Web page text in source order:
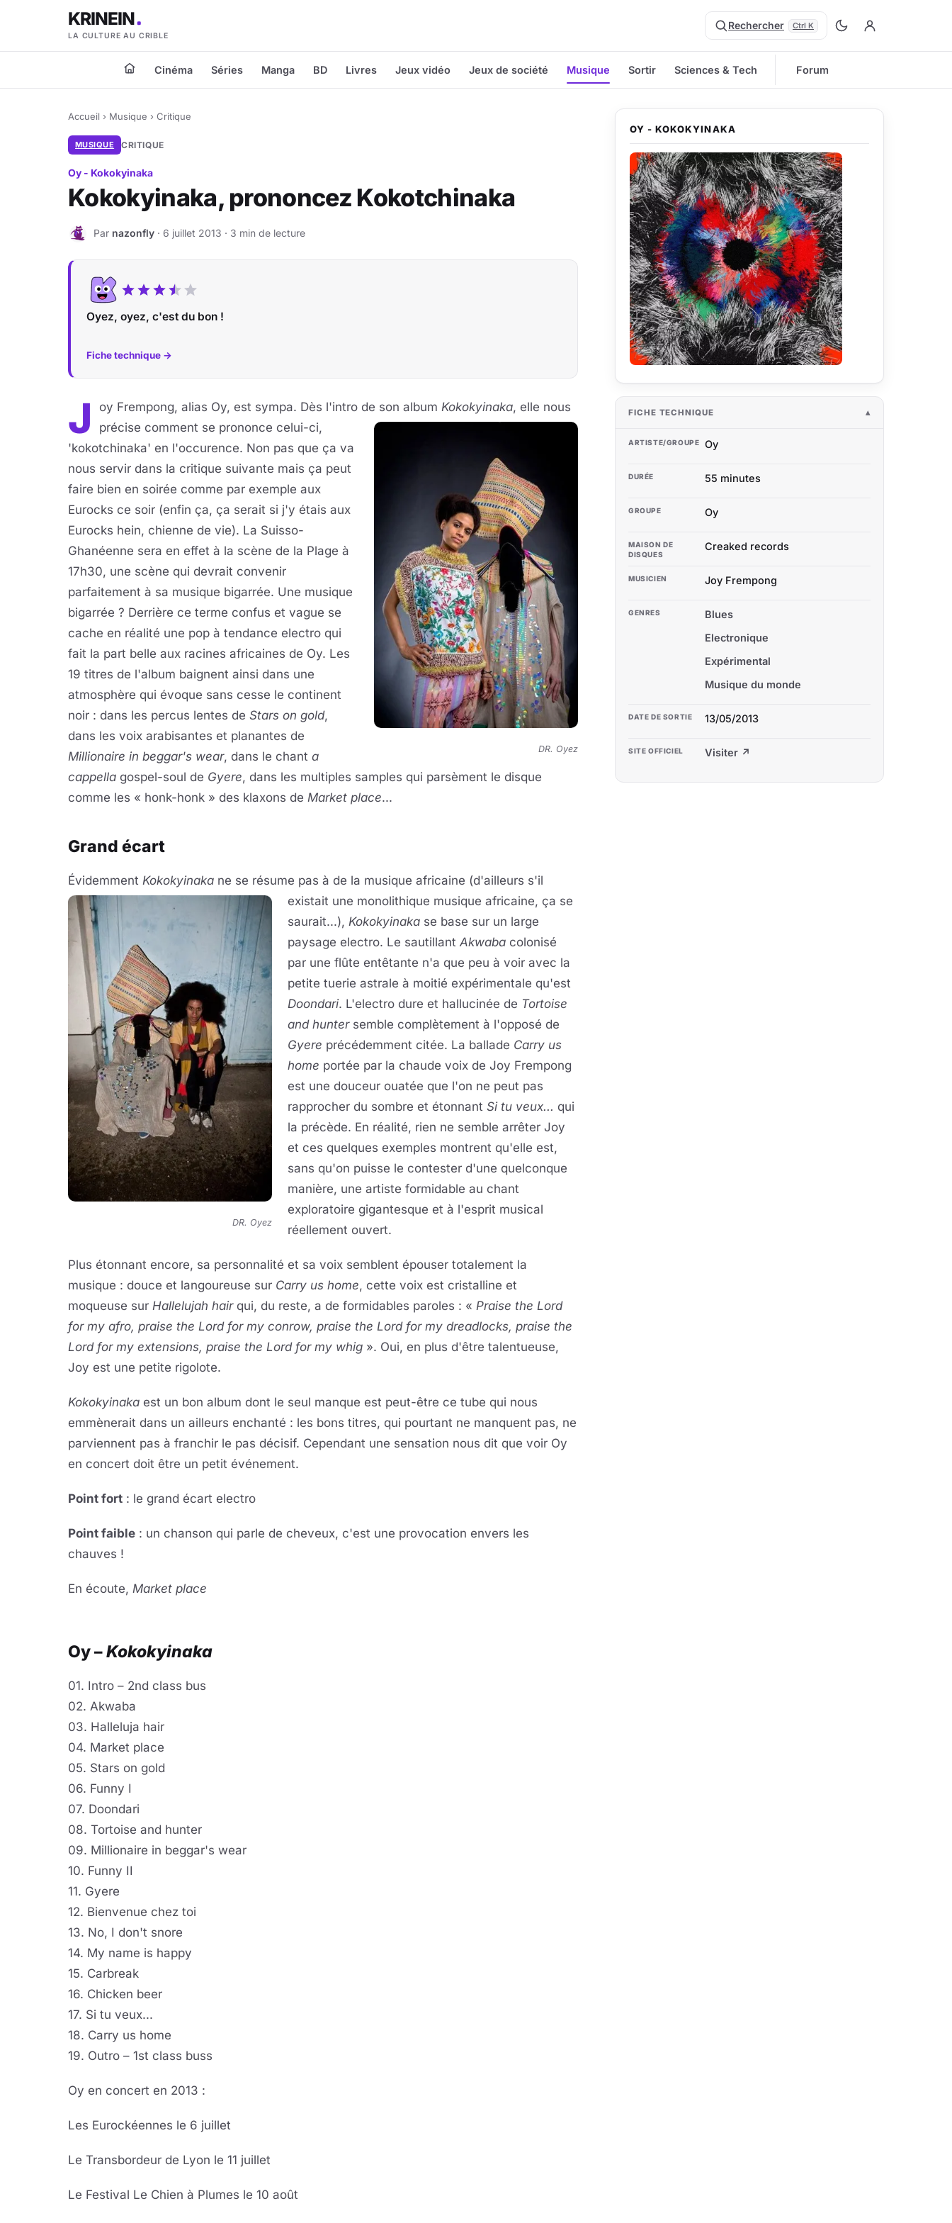
KRINEIN
LA CULTURE AU CRIBLE
Rechercher Ctrl K
Cinéma Séries Manga BD Livres Jeux vidéo Jeux de société Musique Sortir Sciences & Tech Forum
Accueil › Musique › Critique
MUSIQUE CRITIQUE
Oy - Kokokyinaka
Kokokyinaka, prononcez Kokotchinaka
N Par nazonfly · 6 juillet 2013 · 3 min de lecture
Oyez, oyez, c'est du bon !
Fiche technique →
J oy Frempong, alias Oy, est sympa. Dès l'intro de son album Kokokyinaka, elle nous
précise comment se prononce celui-ci,
DR. Oyez
'kokotchinaka' en l'occurence. Non pas que ça va
nous servir dans la critique suivante mais ça peut
faire bien en soirée comme par exemple aux
Eurocks ce soir (enfin ça, ça serait si j'y étais aux
Eurocks hein, chienne de vie). La Suisso-
Ghanéenne sera en effet à la scène de la Plage à
17h30, une scène qui devrait convenir
parfaitement à sa musique bigarrée. Une musique
bigarrée ? Derrière ce terme confus et vague se
cache en réalité une pop à tendance electro qui
fait la part belle aux racines africaines de Oy. Les
19 titres de l'album baignent ainsi dans une
atmosphère qui évoque sans cesse le continent
noir : dans les percus lentes de Stars on gold,
dans les voix arabisantes et planantes de
Millionaire in beggar's wear, dans le chant a
cappella gospel-soul de Gyere, dans les multiples samples qui parsèment le disque
comme les « honk-honk » des klaxons de Market place...
Grand écart
Évidemment Kokokyinaka ne se résume pas à de la musique africaine
DR. Oyez
(d'ailleurs s'il
existait une monolithique musique africaine, ça se
saurait...), Kokokyinaka se base sur un large
paysage electro. Le sautillant Akwaba colonisé
par une flûte entêtante n'a que peu à voir avec la
petite tuerie astrale à moitié expérimentale qu'est
Doondari. L'electro dure et hallucinée de Tortoise
and huntersemble complètement à l'opposé de
Gyere précédemment citée. La ballade Carry us
home portée par la chaude voix de Joy Frempong
est une douceur ouatée que l'on ne peut pas
rapprocher du sombre et étonnant Si tu veux... qui
la précède. En réalité, rien ne semble arrêter Joy
et ces quelques exemples montrent qu'elle est,
sans qu'on puisse le contester d'une quelconque
manière, une artiste formidable au chant
exploratoire gigantesque et à l'esprit musical
réellement ouvert.
Plus étonnant encore, sa personnalité et sa voix semblent épouser totalement la
musique : douce et langoureuse sur Carry us home, cette voix est cristalline et
moqueuse sur Hallelujah hairqui, du reste, a de formidables paroles : « Praise the Lord
for my afro, praise the Lord for my conrow, praise the Lord for my dreadlocks, praise the
Lord for my extensions, praise the Lord for my whig ». Oui, en plus d'être talentueuse,
Joy est une petite rigolote.
Kokokyinaka est un bon album dont le seul manque est peut-être ce tube qui nous
emmènerait dans un ailleurs enchanté : les bons titres, qui pourtant ne manquent pas, ne
parviennent pas à franchir le pas décisif. Cependant une sensation nous dit que voir Oy
en concert doit être un petit événement.
Point fort : le grand écart electro
Point faible : un chanson qui parle de cheveux, c'est une provocation envers les
chauves !
En écoute, Market place
Oy –Kokokyinaka
01. Intro – 2nd class bus
02. Akwaba
03. Halleluja hair
04. Market place
05. Stars on gold
06. Funny I
07. Doondari
08. Tortoise and hunter
09. Millionaire in beggar's wear
10. Funny II
11. Gyere
12. Bienvenue chez toi
13. No, I don't snore
14. My name is happy
15. Carbreak
16. Chicken beer
17. Si tu veux...
18. Carry us home
19. Outro – 1st class buss
Oy en concert en 2013 :
Les Eurockéennes le 6 juillet
Le Transbordeur de Lyon le 11 juillet
Le Festival Le Chien à Plumes le 10 août
OY - KOKOKYINAKA
FICHE TECHNIQUE
ARTISTE/GROUPE Oy
DURÉE 55 minutes
GROUPE Oy
MAISON DE
DISQUES
Creaked records
MUSICIEN Joy Frempong
GENRES
Blues
Electronique
Expérimental
Musique du monde
DATE DE SORTIE 13/05/2013
SITE OFFICIEL Visiter ↗